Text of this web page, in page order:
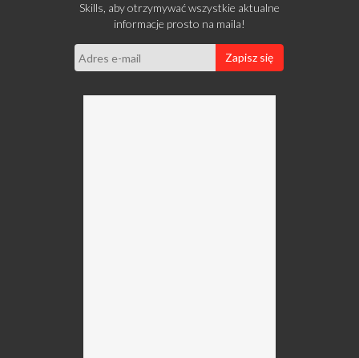
Skills, aby otrzymywać wszystkie aktualne
informacje prosto na maila!
Zapisz się